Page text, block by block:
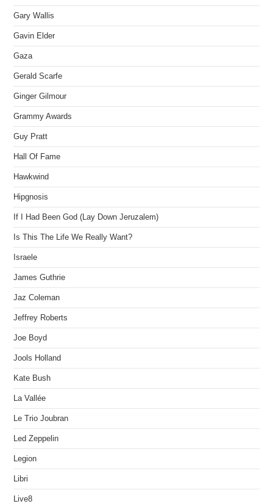
Gary Wallis
Gavin Elder
Gaza
Gerald Scarfe
Ginger Gilmour
Grammy Awards
Guy Pratt
Hall Of Fame
Hawkwind
Hipgnosis
If I Had Been God (Lay Down Jeruzalem)
Is This The Life We Really Want?
Israele
James Guthrie
Jaz Coleman
Jeffrey Roberts
Joe Boyd
Jools Holland
Kate Bush
La Vallée
Le Trio Joubran
Led Zeppelin
Legion
Libri
Live8